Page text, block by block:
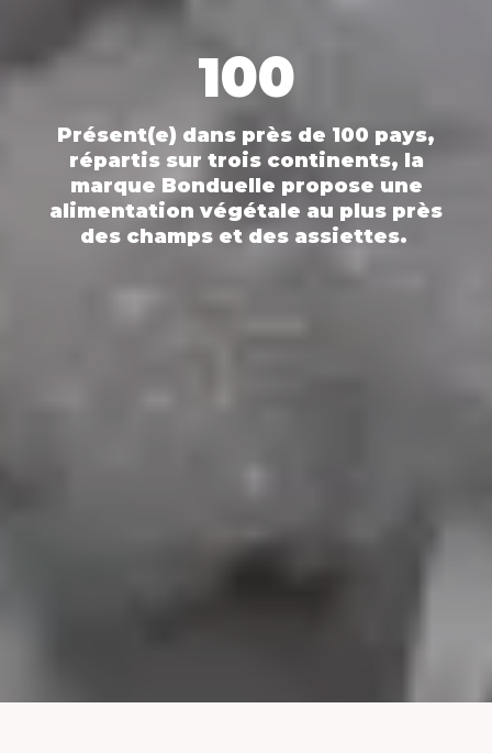
100
Présent(e) dans près de 100 pays,
répartis sur trois continents, la
marque Bonduelle propose une
alimentation végétale au plus près
des champs et des assiettes.